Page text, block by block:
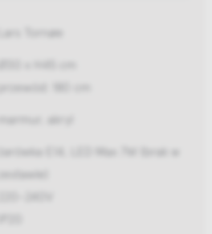
Lars Tornøe
przewód: 180 cm
marmur, akryl
żarówka E14, LED Max 7W (brak w
zestawie)
220-240V